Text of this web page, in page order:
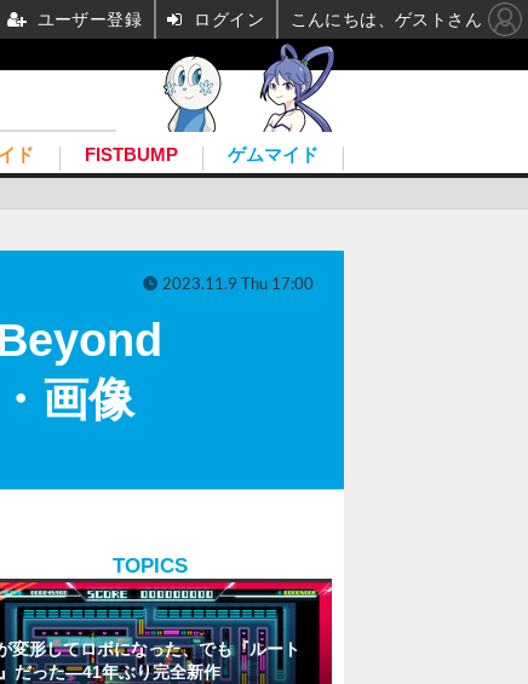
ド FISTBUMP ゲムマイド
画像
2023.11.9 Thu 17:00
TOPICS
変形してロボになった、でも『ルート
だった―41年ぶり完全新作
ユーザー登録 ログイン こんにちは、ゲストさん